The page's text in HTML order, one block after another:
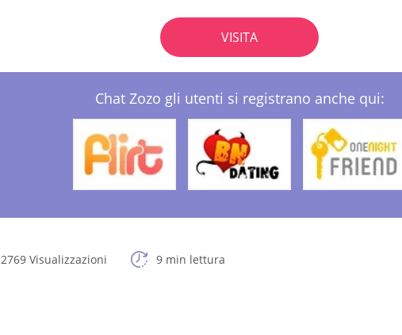
VISITA
Chat Zozo gli utenti si registrano anche qui:
2769 Visualizzazioni 9 min lettura